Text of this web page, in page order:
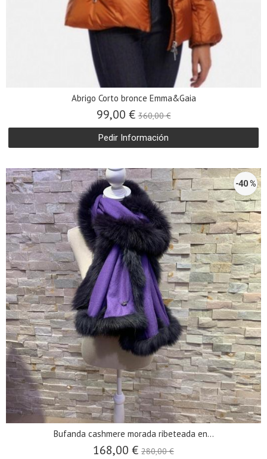
Abrigo Corto bronce Emma&Gaia
99,00 €360,00 €
Pedir Información
-40 %
Bufanda cashmere morada ribeteada en...
168,00 € 280,00 €